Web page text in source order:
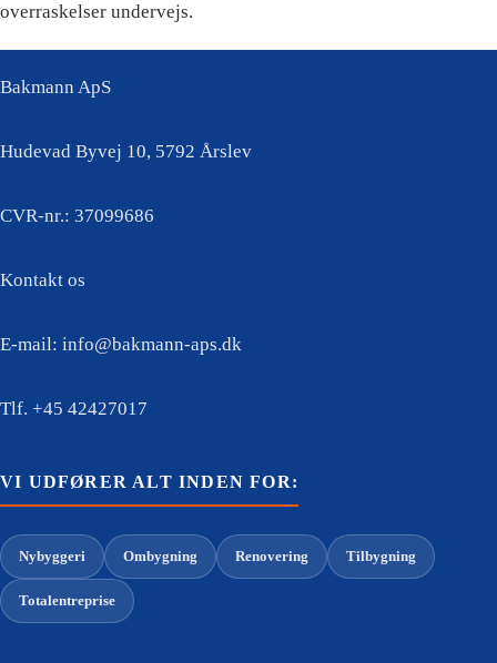
overraskelser undervejs.
Bakmann ApS
Hudevad Byvej 10, 5792 Årslev
CVR-nr.: 37099686
Kontakt os
E-mail: info@bakmann-aps.dk
Tlf. +45 42427017
VI UDFØRER ALT INDEN FOR:
Nybyggeri Ombygning Renovering Tilbygning
Totalentreprise